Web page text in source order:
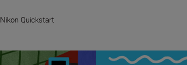
Nikon Quickstart